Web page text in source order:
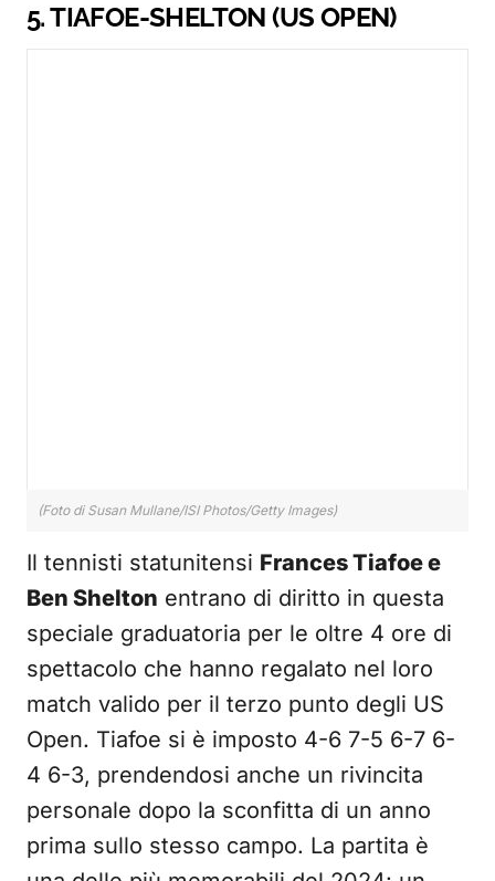
5. TIAFOE-SHELTON (US OPEN)
(Foto di Susan Mullane/ISI Photos/Getty Images)
Il tennisti statunitensi Frances Tiafoe e
Ben Shelton entrano di diritto in questa
speciale graduatoria per le oltre 4 ore di
spettacolo che hanno regalato nel loro
match valido per il terzo punto degli US
Open. Tiafoe si è imposto 4-6 7-5 6-7 6-
4 6-3, prendendosi anche un rivincita
personale dopo la sconfitta di un anno
prima sullo stesso campo. La partita è